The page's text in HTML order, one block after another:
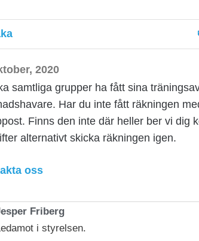
2020
samtliga grupper ha fått sina
Har du inte fått räkningen
Finns den inte där heller ber vi dig
alternativt skicka räkningen igen.
oss
Friberg
i styrelsen.